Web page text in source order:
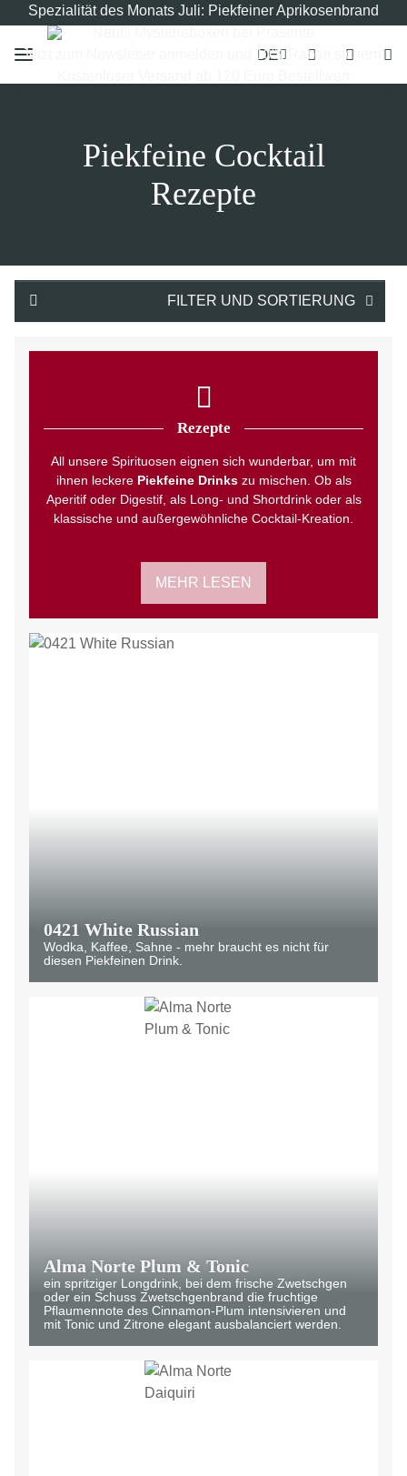
Spezialität des Monats Juli: Piekfeiner Aprikosenbrand
Jetzt zum Newsletter anmelden und 10% Rabatt sichern!
DE
Piekfeine Cocktail
Rezepte
FILTER UND SORTIERUNG
Rezepte
All unsere Spirituosen eignen sich wunderbar, um mit
ihnen leckere Piekfeine Drinkszu mischen. Ob als
Aperitif oder Digestif, als Long- und Shortdrink oder als
klassische und außergewöhnliche Cocktail-Kreation.
MEHR LESEN
0421 White Russian
Wodka, Kaffee, Sahne - mehr braucht es nicht für
diesen Piekfeinen Drink.
Alma Norte Plum & Tonic
ein spritziger Longdrink, bei dem frische Zwetschgen
oder ein Schuss Zwetschgenbrand die fruchtige
Pflaumennote des Cinnamon-Plum intensivieren und
mit Tonic und Zitrone elegant ausbalanciert werden.